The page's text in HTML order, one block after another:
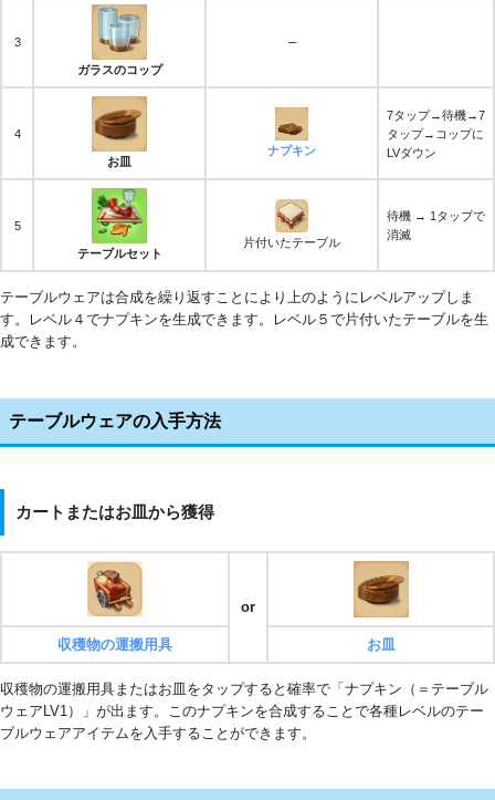
3
ガラスのコップ
–
4
お皿
ナプキン
7タップ→待機→7
タップ→コップに
LVダウン
5
テーブルセット
片付いたテーブル
待機 → 1タップで
消滅
テーブルウェアは合成を繰り返すことにより上のようにレベルアップしま
す。レベル４でナプキンを生成できます。レベル５で片付いたテーブルを生
成できます。
テーブルウェアの入手方法
カートまたはお皿から獲得
or
収穫物の運搬用具 お皿
収穫物の運搬用具またはお皿をタップすると確率で「ナプキン（＝テーブル
ウェアLV1）」が出ます。このナプキンを合成することで各種レベルのテー
ブルウェアアイテムを入手することができます。